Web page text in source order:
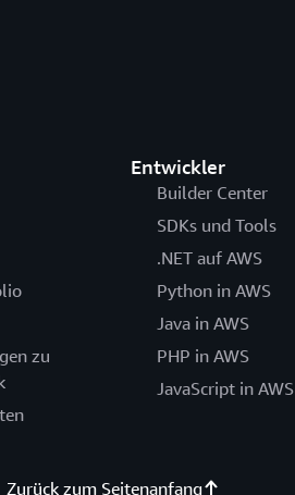
zu
Entwickler
Builder Center
SDKs und Tools
.NET auf AWS
Python in AWS
Java in AWS
PHP in AWS
JavaScript in AWS
Zurück zum Seitenanfang